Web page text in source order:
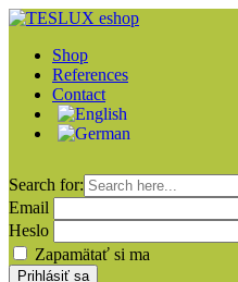
Shop
References
Contact
Search for:
Email
Heslo
Zapamätať si ma